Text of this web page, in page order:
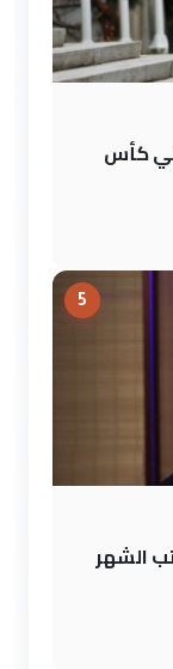
كأس
5
الشهر